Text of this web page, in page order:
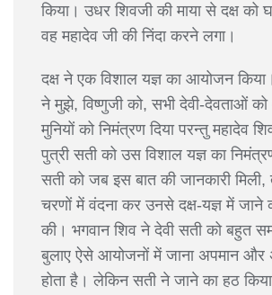
किया। उधर शिवजी की माया से दक्ष को
वह महादेव जी की निंदा करने लगा।
दक्ष ने एक विशाल यज्ञ का आयोजन
ने मुझे, विष्णुजी को, सभी देवी-देवताओं
मुनियों को निमंत्रण दिया परन्तु महादेव
पुत्री सती को उस विशाल यज्ञ का
सती को जब इस बात की जानकारी मिली,
चरणों में वंदना कर उनसे दक्ष-यज्ञ में जाने
की। भगवान शिव ने देवी सती को बहुत
बुलाए ऐसे आयोजनों में जाना अपमान और
होता है। लेकिन सती ने जाने का हठ